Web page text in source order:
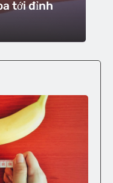
tới đỉnh